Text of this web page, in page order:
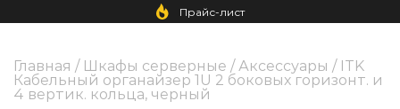
Прайс-лист
Главная / Шкафы серверные /Аксессуары / ITK
Кабельный органайзер 1U 2 боковых горизонт. и
4 вертик. кольца, черный